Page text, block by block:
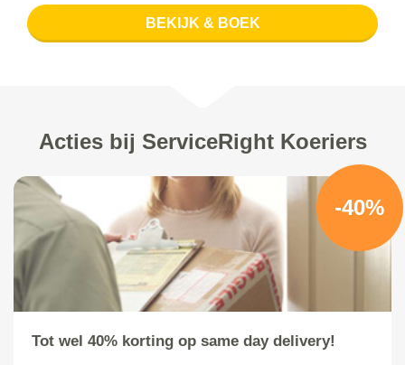
BEKIJK & BOEK
Acties bij ServiceRight Koeriers
-40%
Tot wel 40% korting op same day delivery!